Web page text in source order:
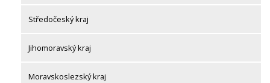
Středočeský kraj
Jihomoravský kraj
Moravskoslezský kraj